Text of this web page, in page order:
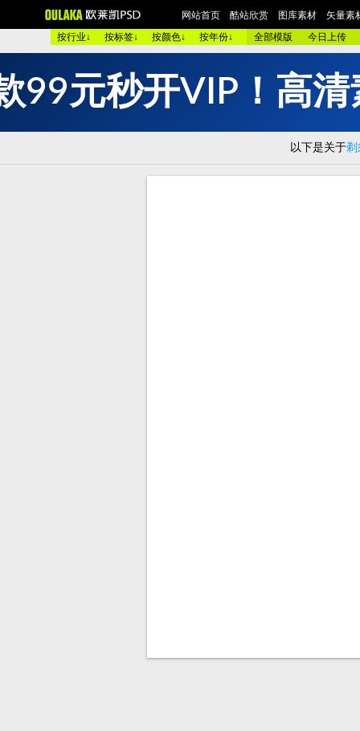
网站首页 酷站欣赏 图库素材
矢量素
按行业↓
按标签↓ 按颜色↓ 按年份↓ 全部模版 今日上传
图 库： 欧美酷图 平面设计 艺术摄影 包装设计 时装展示
颜 色 >> 黑色酷站 白色酷站 红色酷站 蓝色酷站
汽车交通 美容化妆
购物商店 网络游戏 个人网站 集团企业 酒店宾馆
99元秒开V P ！ 高清
以下是关于剃